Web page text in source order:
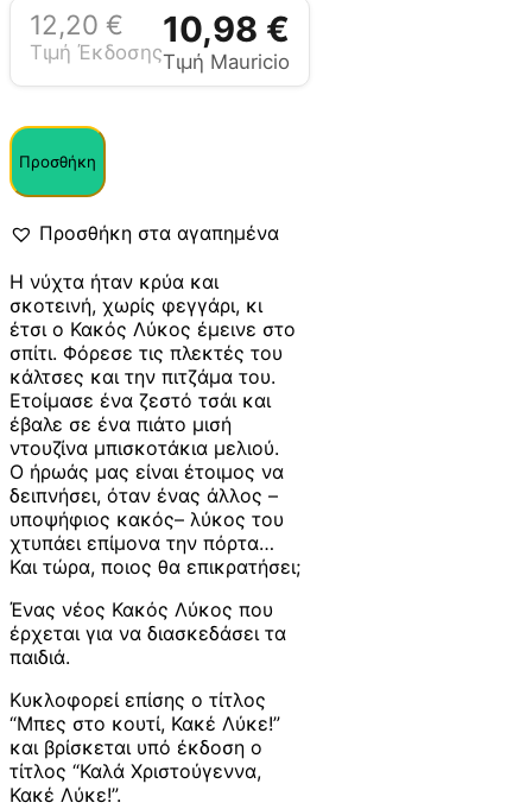
12,20 €
Τιμή Έκδοσης
10,98 €
Τιμή Mauricio
Προσθήκη
Προσθήκη στα αγαπημένα
Η νύχτα ήταν κρύα και
σκοτεινή, χωρίς φεγγάρι, κι
έτσι ο Κακός Λύκος έμεινε στο
σπίτι. Φόρεσε τις πλεκτές του
κάλτσες και την πιτζάμα του.
Ετοίμασε ένα ζεστό τσάι και
έβαλε σε ένα πιάτο μισή
ντουζίνα μπισκοτάκια μελιού.
Ο ήρωάς μας είναι έτοιμος να
δειπνήσει, όταν ένας άλλος –
υποψήφιος κακός– λύκος του
χτυπάει επίμονα την πόρτα…
Και τώρα, ποιος θα επικρατήσει;
Ένας νέος Κακός Λύκος που
έρχεται για να διασκεδάσει τα
παιδιά.
Κυκλοφορεί επίσης ο τίτλος
“Μπες στο κουτί, Κακέ Λύκε!”
και βρίσκεται υπό έκδοση ο
τίτλος “Καλά Χριστούγεννα,
Κακέ Λύκε!”.